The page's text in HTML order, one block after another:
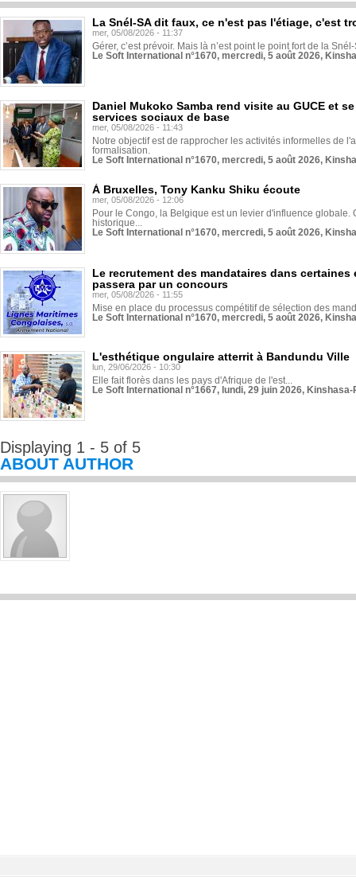
La Snél-SA dit faux, ce n'est pas l'étiage, c'est
mer, 05/08/2026 - 11:37
Gérer, c’est prévoir. Mais là n’est point le point fort de la
Le Soft International n°1670, mercredi, 5 août 2026,
Daniel Mukoko Samba rend visite au GUCE et
services sociaux de base
mer, 05/08/2026 - 11:43
Notre objectif est de rapprocher les activités informelles de
formalisation.
Le Soft International n°1670, mercredi, 5 août 2026,
À Bruxelles, Tony Kanku Shiku écoute
mer, 05/08/2026 - 12:06
Pour le Congo, la Belgique est un levier d'influence globale.
historique...
Le Soft International n°1670, mercredi, 5 août 2026,
Le recrutement des mandataires dans
passera par un concours
mer, 05/08/2026 - 11:55
Mise en place du processus compétitif de sélection des
Le Soft International n°1670, mercredi, 5 août 2026,
L'esthétique ongulaire atterrit à Bandundu Ville
lun, 29/06/2026 - 10:30
Elle fait florès dans les pays d'Afrique de l'est...
Le Soft International n°1667, lundi, 29 juin 2026,
Displaying 1 - 5 of 5
ABOUT AUTHOR